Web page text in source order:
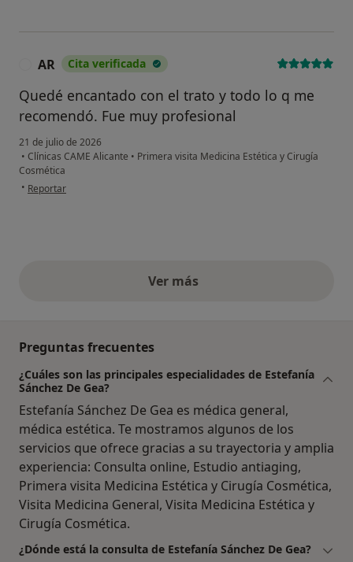
AR Cita verificada
Quedé encantado con el trato y todo lo q me
recomendó. Fue muy profesional
21 de julio de 2026
• Clínicas CAME Alicante • Primera visita Medicina Estética y Cirugía
Cosmética
• en opinión del usuario AR
Reportar
Ver másopiniones anteriores
Preguntas frecuentes
¿Cuáles son las principales especialidades de Estefanía
Sánchez De Gea?
Estefanía Sánchez De Gea es médica general,
médica estética. Te mostramos algunos de los
servicios que ofrece gracias a su trayectoria y amplia
experiencia: Consulta online, Estudio antiaging,
Primera visita Medicina Estética y Cirugía Cosmética,
Visita Medicina General, Visita Medicina Estética y
Cirugía Cosmética.
¿Dónde está la consulta de Estefanía Sánchez De Gea?